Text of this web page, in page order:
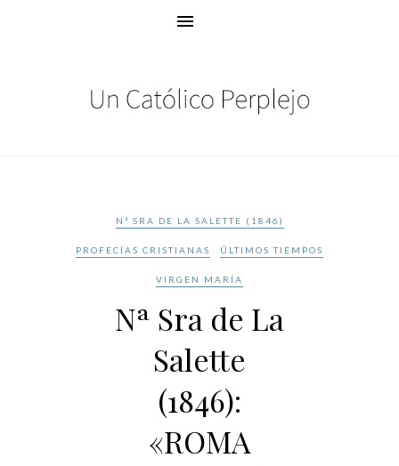
Nª SRA DE LA SALETTE (1846)
PROFECÍAS CRISTIANAS ÚLTIMOS TIEMPOS
VIRGEN MARÍA
Nª Sra de La
Salette
(1846):
«ROMA